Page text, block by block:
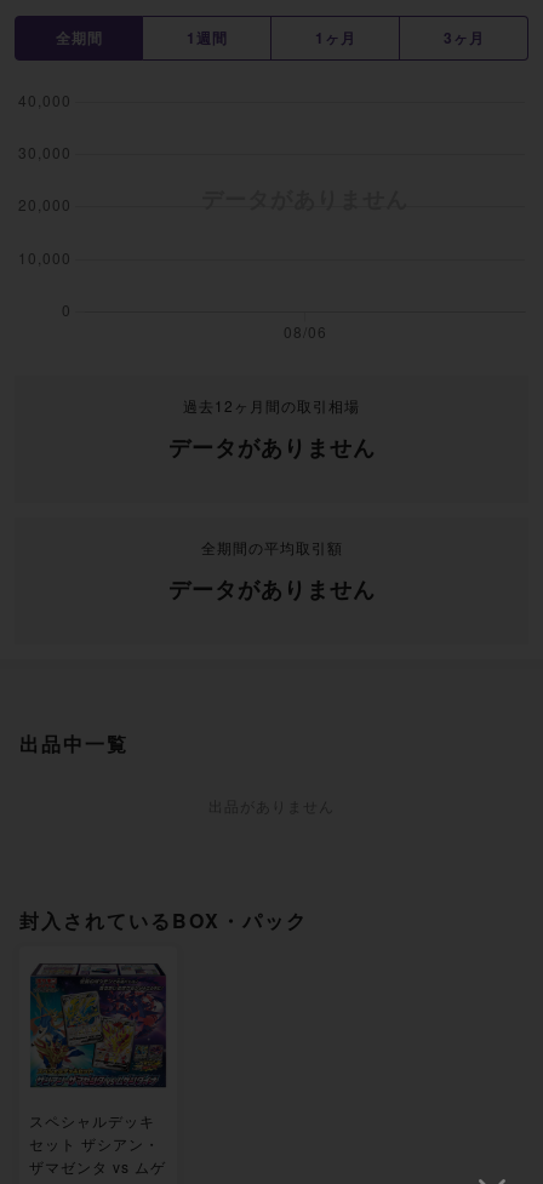
全期間 1週間 1ヶ月 3ヶ月
過去12ヶ月間の取引相場
データがありません
全期間の平均取引額
データがありません
出品中一覧
封入されているBOX・パック
スペシャルデッキ
セット ザシアン・
ザマゼンタ vs ムゲ